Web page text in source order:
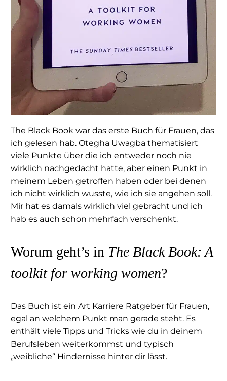
The Black Book war das erste Buch für Frauen, das
ich gelesen hab. Otegha Uwagba thematisiert
viele Punkte über die ich entweder noch nie
wirklich nachgedacht hatte, aber einen Punkt in
meinem Leben getroffen haben oder bei denen
ich nicht wirklich wusste, wie ich sie angehen soll.
Mir hat es damals wirklich viel gebracht und ich
hab es auch schon mehrfach verschenkt.
Worum geht’s in The Black Book: A
toolkit for working women?
Das Buch ist ein Art Karriere Ratgeber für Frauen,
egal an welchem Punkt man gerade steht. Es
enthält viele Tipps und Tricks wie du in deinem
Berufsleben weiterkommst und typisch
„weibliche“ Hindernisse hinter dir lässt.